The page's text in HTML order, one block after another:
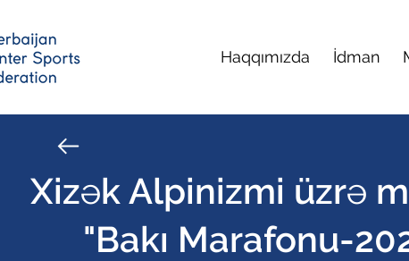
Haqqımızda İdman
Xizək Alpinizmi üzrə
"Bakı Marafonu-